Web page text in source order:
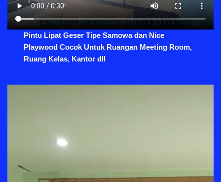
Pintu Lipat Geser Tipe Samowa dan Nice
Playwood Cocok Untuk Ruangan Meeting Room,
Ruang Kelas, Kantor dll